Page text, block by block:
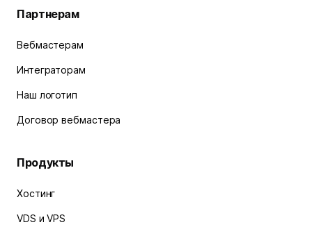
Партнерам
Вебмастерам
Интеграторам
Наш логотип
Договор вебмастера
Продукты
Хостинг
VDS и VPS